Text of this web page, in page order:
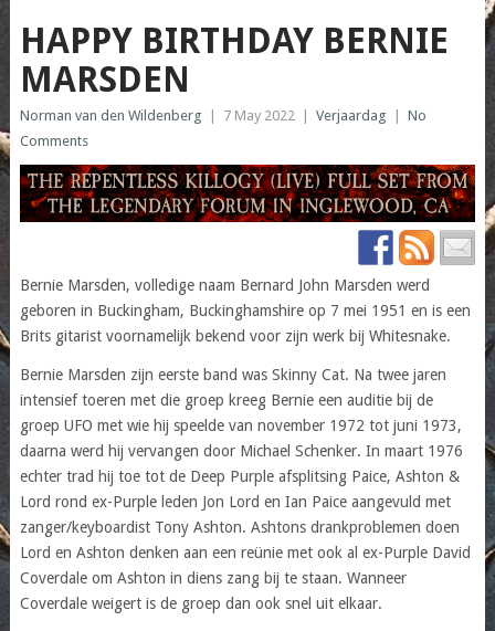
HAPPY BIRTHDAY BERNIE
MARSDEN
Norman van den Wildenberg 7 May 2022 Verjaardag
No
Comments
Bernie Marsden, volledige naam Bernard John Marsden werd
geboren in Buckingham, Buckinghamshire op 7 mei 1951 en is een
Brits gitarist voornamelijk bekend voor zijn werk bij Whitesnake.
Bernie Marsden zijn eerste band was Skinny Cat. Na twee jaren
intensief toeren met die groep kreeg Bernie een auditie bij de
groep UFO met wie hij speelde van november 1972 tot juni 1973,
daarna werd hij vervangen door Michael Schenker. In maart 1976
echter trad hij toe tot de Deep Purple afsplitsing Paice, Ashton &
Lord rond ex-Purple leden Jon Lord en Ian Paice aangevuld met
zanger/keyboardist Tony Ashton. Ashtons drankproblemen doen
Lord en Ashton denken aan een reünie met ook al ex-Purple David
Coverdale om Ashton in diens zang bij te staan. Wanneer
Coverdale weigert is de groep dan ook snel uit elkaar.